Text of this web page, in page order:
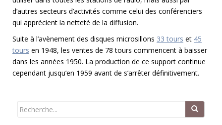
d’autres secteurs d’activités comme celui des conférenciers
qui apprécient la netteté de la diffusion.
Suite à l’avènement des disques microsillons 33 tours et 45
tours en 1948, les ventes de 78 tours commencent à baisser
dans les années 1950. La production de ce support continue
cependant jusqu’en 1959 avant de s’arrêter définitivement.